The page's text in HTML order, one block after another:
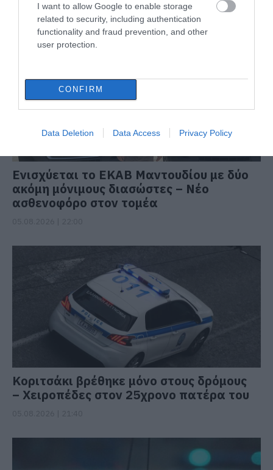
I want to allow Google to enable storage
related to security, including authentication
functionality and fraud prevention, and other
user protection.
CONFIRM
Data Deletion Data Access Privacy Policy
ΔΙΑΒΑΣΤΕ ΕΠΙΣΗΣ
Ενισχύεται το ΕΚΑΒ Μαντουδίου με δύο
ακόμη μόνιμους διασώστες – Νέο
ασθενοφόρο στον τομέα
Κοριτσάκι βρέθηκε μόνο στους δρόμους
– Χειροπέδες στον 25χρονο πατέρα του